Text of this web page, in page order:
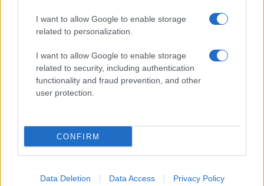
I want to allow Google to enable storage
related to personalization.
I want to allow Google to enable storage
related to security, including authentication
functionality and fraud prevention, and other
user protection.
CONFIRM
Data Deletion Data Access Privacy Policy
Come riconoscere e risolvere i problemi della lavanda
BENESSERE